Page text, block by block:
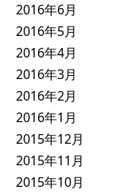
2016年6月
2016年5月
2016年4月
2016年3月
2016年2月
2016年1月
2015年12月
2015年11月
2015年10月